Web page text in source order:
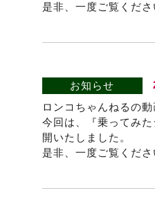
是非、一度ご覧くださ
お知らせ
ロンコちゃんねるの動
今回は、『乗ってみ
開いたしました。
是非、一度ご覧くださ